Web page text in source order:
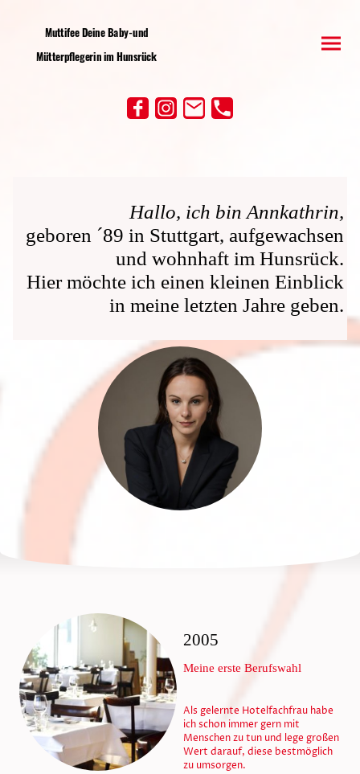
Muttifee Deine Baby-und
Mütterpflegerin im Hunsrück
Hallo, ich bin Annkathrin,
geboren ´89 in Stuttgart, aufgewachsen
und wohnhaft im Hunsrück.
Hier möchte ich einen kleinen Einblick
in meine letzten Jahre geben.
2005
Meine erste Berufswahl
Als gelernte Hotelfachfrau habe
ich schon immer gern mit
Menschen zu tun und lege großen
Wert darauf, diese bestmöglich
zu umsorgen.